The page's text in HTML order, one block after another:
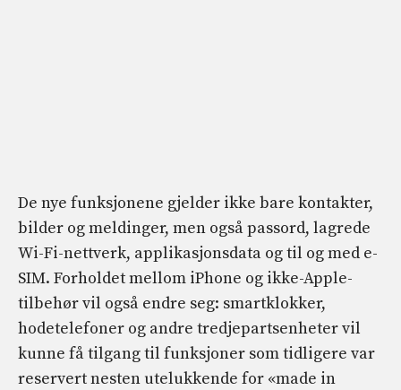
De nye funksjonene gjelder ikke bare kontakter,
bilder og meldinger, men også passord, lagrede
Wi-Fi-nettverk, applikasjonsdata og til og med e-
SIM. Forholdet mellom iPhone og ikke-Apple-
tilbehør vil også endre seg: smartklokker,
hodetelefoner og andre tredjepartsenheter vil
kunne få tilgang til funksjoner som tidligere var
reservert nesten utelukkende for «made in